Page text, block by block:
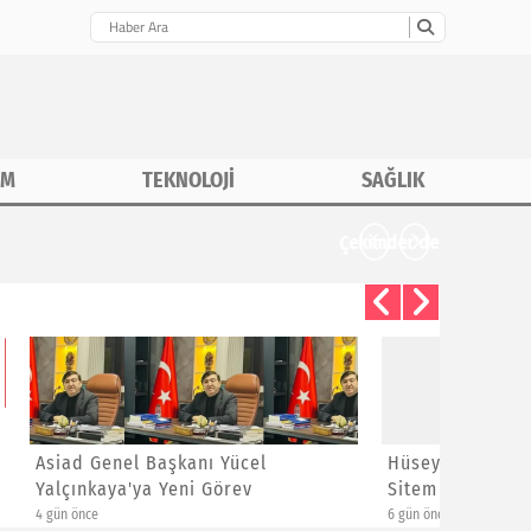
TEKNOLOJİ SAĞLIK
Hüseyin Kızıldaş'dan Ayrılanlara
Sitem